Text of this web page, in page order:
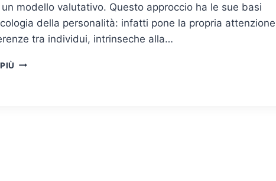
modello valutativo. Questo approccio ha le sue basi
della personalità: infatti pone la propria attenzione
tra individui, intrinseche alla…
MIGLIORARE